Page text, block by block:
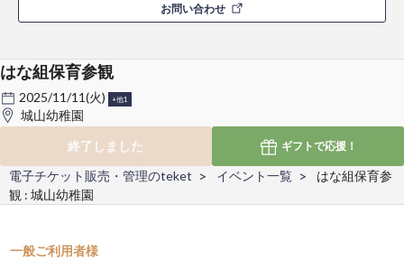
お問い合わせ
はな組保育参観
2025/11/11(火) +他1
城山幼稚園
終了しました
ギフトで応援！
電子チケット販売・管理のteket イベント一覧
はな組保育参
観 : 城山幼稚園
一般ご利用者様